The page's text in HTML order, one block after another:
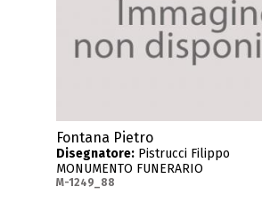
Fontana Pietro
Disegnatore: Pistrucci Filippo
MONUMENTO FUNERARIO
M-1249_88